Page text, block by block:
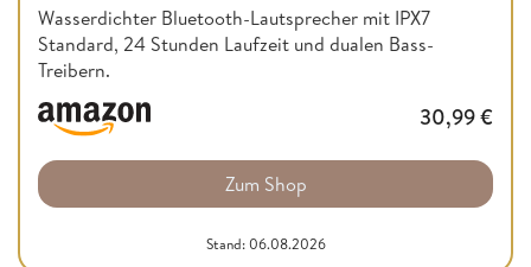
Wasserdichter Bluetooth-Lautsprecher mit IPX7
Standard, 24 Stunden Laufzeit und dualen Bass-
Treibern.
30,99€
Zum Shop
Stand: 06.08.2026